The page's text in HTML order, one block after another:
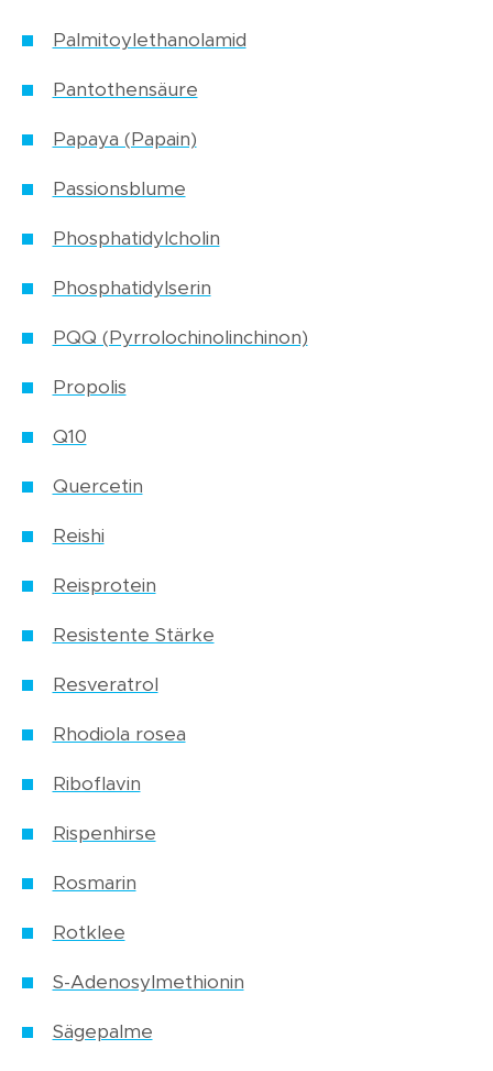
Palmitoylethanolamid
Pantothensäure
Papaya (Papain)
Passionsblume
Phosphatidylcholin
Phosphatidylserin
PQQ (Pyrrolochinolinchinon)
Propolis
Q10
Quercetin
Reishi
Reisprotein
Resistente Stärke
Resveratrol
Rhodiola rosea
Riboflavin
Rispenhirse
Rosmarin
Rotklee
S-Adenosylmethionin
Sägepalme